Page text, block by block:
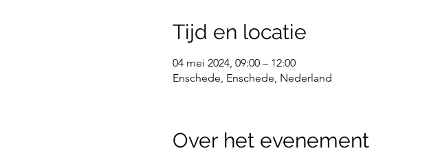
Tijd en locatie
04 mei 2024, 09:00 – 12:00
Enschede, Enschede, Nederland
Over het evenement